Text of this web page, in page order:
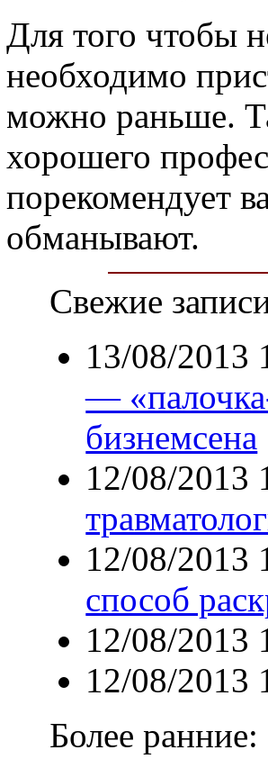
Для того чтобы
необходимо
можно раньше.
хорошего
порекомендует
обманывают.
Свежие
13/08/2013
—
бизнемсена
12/08/2013
12/08/2013
способ
12/08/2013
12/08/2013
Более ранние: